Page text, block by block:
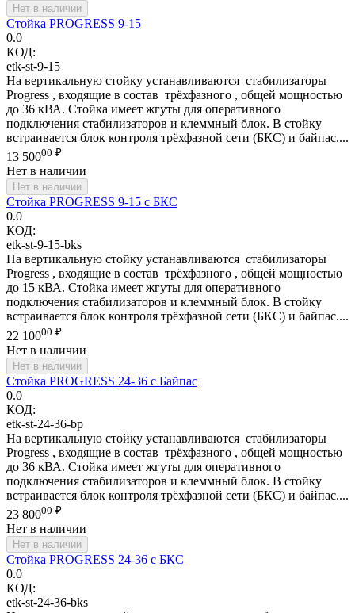
Нет в наличии
Стойка PROGRESS 9-15
0.0
КОД:
etk-st-9-15
На вертикальную стойку устанавливаются стабилизаторы
Progress , входящие в состав трёхфазного , общей мощностью
до 36 кВА. Стойка имеет жгуты для оперативного
подключения стабилизаторов и клеммный блок. В стойку
встраивается блок контроля трёхфазной сети (БКС) и байпас....
13 50000 ₽
Нет в наличии
Нет в наличии
Стойка PROGRESS 9-15 с БКС
0.0
КОД:
etk-st-9-15-bks
На вертикальную стойку устанавливаются стабилизаторы
Progress , входящие в состав трёхфазного , общей мощностью
до 15 кВА. Стойка имеет жгуты для оперативного
подключения стабилизаторов и клеммный блок. В стойку
встраивается блок контроля трёхфазной сети (БКС) и байпас....
22 10000 ₽
Нет в наличии
Нет в наличии
Стойка PROGRESS 24-36 с Байпас
0.0
КОД:
etk-st-24-36-bp
На вертикальную стойку устанавливаются стабилизаторы
Progress , входящие в состав трёхфазного , общей мощностью
до 36 кВА. Стойка имеет жгуты для оперативного
подключения стабилизаторов и клеммный блок. В стойку
встраивается блок контроля трёхфазной сети (БКС) и байпас....
23 80000 ₽
Нет в наличии
Нет в наличии
Стойка PROGRESS 24-36 с БКС
0.0
КОД:
etk-st-24-36-bks